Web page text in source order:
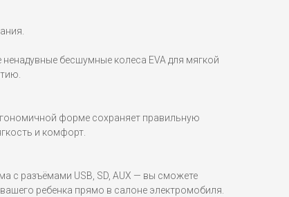
бесшумные колеса EVA для мягкой
форме сохраняет правильную
и комфорт.
с разъёмами USB, SD, AUX — вы сможете
ребенка прямо в салоне электромобиля.